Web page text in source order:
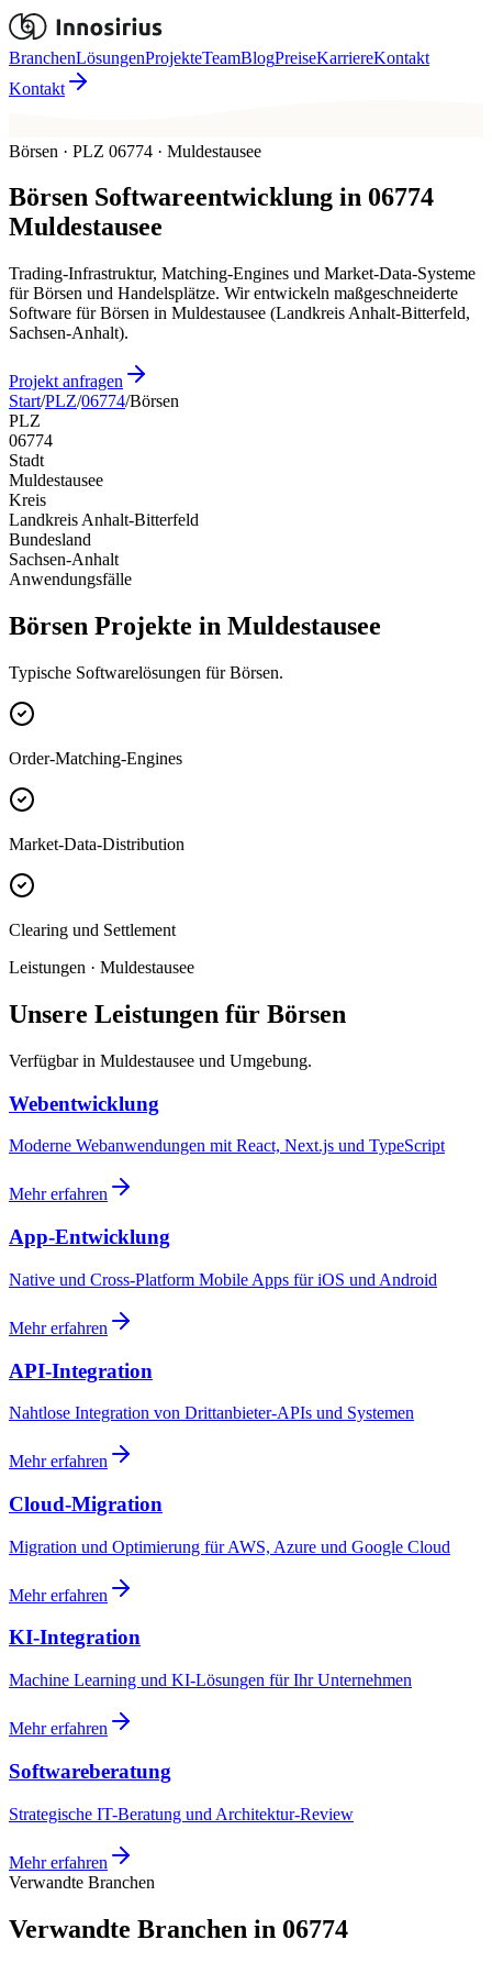
BranchenLösungenProjekteTeamBlogPreiseKarriereKontakt
Kontakt
Börsen · PLZ 06774 · Muldestausee
Börsen Softwareentwicklung in 06774
Muldestausee
Trading-Infrastruktur, Matching-Engines und Market-Data-Systeme
für Börsen und Handelsplätze. Wir entwickeln maßgeschneiderte
Software für Börsen in Muldestausee (Landkreis Anhalt-Bitterfeld,
Sachsen-Anhalt).
Projekt anfragen
Start/PLZ/06774/Börsen
PLZ
06774
Stadt
Muldestausee
Kreis
Landkreis Anhalt-Bitterfeld
Bundesland
Sachsen-Anhalt
Anwendungsfälle
Börsen Projekte in Muldestausee
Typische Softwarelösungen für Börsen.
Order-Matching-Engines
Market-Data-Distribution
Clearing und Settlement
Leistungen · Muldestausee
Unsere Leistungen für Börsen
Verfügbar in Muldestausee und Umgebung.
Webentwicklung
Moderne Webanwendungen mit React, Next.js und TypeScript
Mehr erfahren
App-Entwicklung
Native und Cross-Platform Mobile Apps für iOS und Android
Mehr erfahren
API-Integration
Nahtlose Integration von Drittanbieter-APIs und Systemen
Mehr erfahren
Cloud-Migration
Migration und Optimierung für AWS, Azure und Google Cloud
Mehr erfahren
KI-Integration
Machine Learning und KI-Lösungen für Ihr Unternehmen
Mehr erfahren
Softwareberatung
Strategische IT-Beratung und Architektur-Review
Mehr erfahren
Verwandte Branchen
Verwandte Branchen in 06774